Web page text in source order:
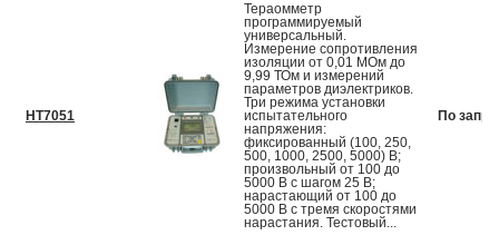
HT7051
Тераомметр
программируемый
универсальный.
Измерение сопротивления
изоляции от 0,01 МОм до
9,99 ТОм и измерений
параметров диэлектриков.
Три режима установки
испытательного
напряжения:
фиксированный (100, 250,
500, 1000, 2500, 5000) В;
произвольный от 100 до
5000 В с шагом 25 В;
нарастающий от 100 до
5000 В с тремя скоростями
нарастания. Тестовый...
По